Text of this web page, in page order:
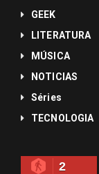
GEEK
LITERATURA
MÚSICA
NOTICIAS
Séries
TECNOLOGIA
2